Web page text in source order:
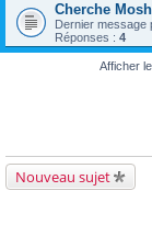
Cherche
Dernier message
Réponses : 4
Afficher
Nouveau sujet